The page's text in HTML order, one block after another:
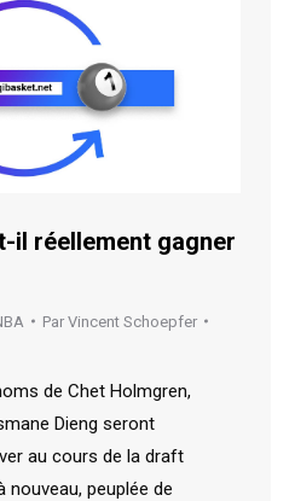
il réellement gagner
Par Vincent Schoepfer
de Chet Holmgren,
Dieng seront
au cours de la draft
nouveau, peuplée de